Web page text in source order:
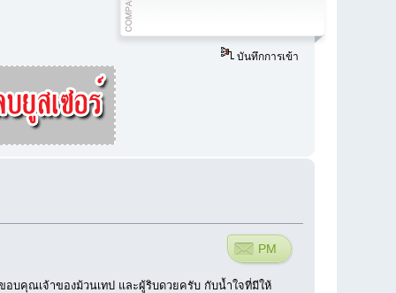
บันทึกการเข้า
PM
บคุณเจ้าของม้วนเทป และผู้ริบดวยครับ กับน้ำใจที่มีให้